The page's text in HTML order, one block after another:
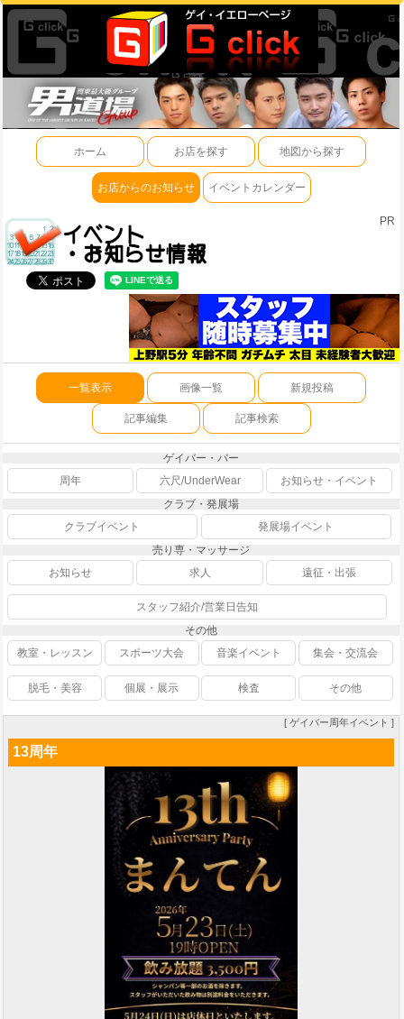
ホーム お店を探す 地図から探す
お店からのお知らせ イベントカレンダー
PR
一覧表示 画像一覧 新規投稿
記事編集 記事検索
ゲイバー・バー
周年
六尺/UnderWear
お知らせ・イベント
クラブ・発展場
クラブイベント
発展場イベント
売り専・マッサージ
お知らせ
求人 遠征・出張
スタッフ紹介/営業日告知
その他
教室・レッスン
スポーツ大会 音楽イベント 集会・交流会
脱毛・美容 個展・展示 検査 その他
[ ゲイバー周年イベント ]
13周年